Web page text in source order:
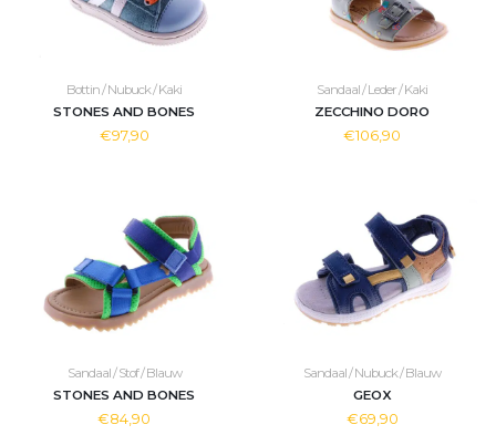
Bottin / Nubuck / Kaki
STONES AND BONES
€97,90
Sandaal / Leder / Kaki
ZECCHINO DORO
€106,90
Sandaal / Stof / Blauw
STONES AND BONES
€84,90
Sandaal / Nubuck / Blauw
GEOX
€69,90